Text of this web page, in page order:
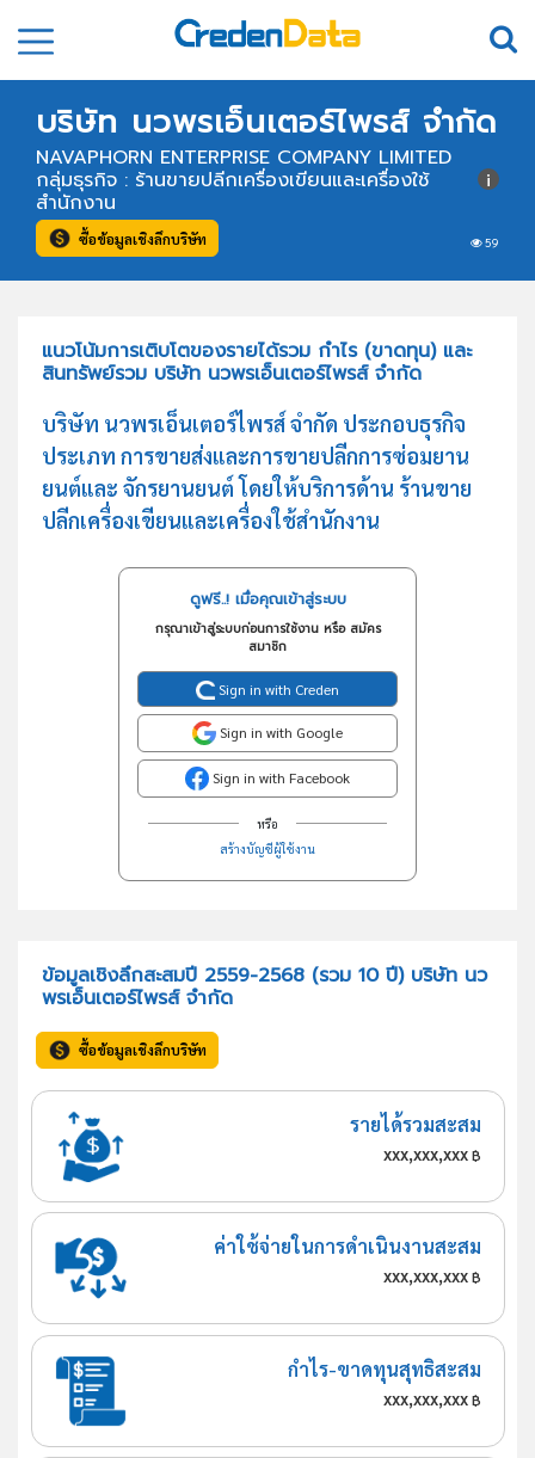
บริษัท นวพรเอ็นเตอร์ไพรส์ จำกัด
NAVAPHORN ENTERPRISE COMPANY LIMITED
59
กลุ่มธุรกิจ : ร้านขายปลีกเครื่องเขียนและเครื่องใช้
สำนักงาน
ซื้อข้อมูลเชิงลึกบริษัท
แนวโน้มการเติบโตของรายได้รวม กำไร (ขาดทุน) และ
สินทรัพย์รวม บริษัท นวพรเอ็นเตอร์ไพรส์ จำกัด
บริษัท นวพรเอ็นเตอร์ไพรส์ จำกัด ประกอบธุรกิจ
ประเภท การขายส่งและการขายปลีกการซ่อมยาน
ยนต์และ จักรยานยนต์ โดยให้บริการด้าน ร้านขาย
ปลีกเครื่องเขียนและเครื่องใช้สำนักงาน
ดูฟรี..! เมื่อคุณเข้าสู่ระบบ
กรุณาเข้าสู่ระบบก่อนการใช้งาน หรือ สมัคร
สมาชิก
Sign in with Creden
Sign in with Google
Sign in with Facebook
หรือ
สร้างบัญชีผู้ใช้งาน
ข้อมูลเชิงลึกสะสมปี 2559-2568 (รวม 10 ปี) บริษัท นว
พรเอ็นเตอร์ไพรส์ จำกัด
ซื้อข้อมูลเชิงลึกบริษัท
รายได้รวมสะสม
xxx,xxx,xxx฿
ค่าใช้จ่ายในการดำเนินงานสะสม
xxx,xxx,xxx฿
กำไร-ขาดทุนสุทธิสะสม
xxx,xxx,xxx฿